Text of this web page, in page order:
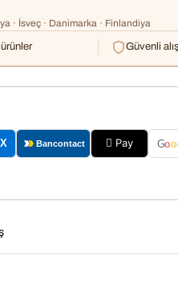
· İsveç · Danimarka · Finlandiya
Güvenli
Bancontact  Pay Goo